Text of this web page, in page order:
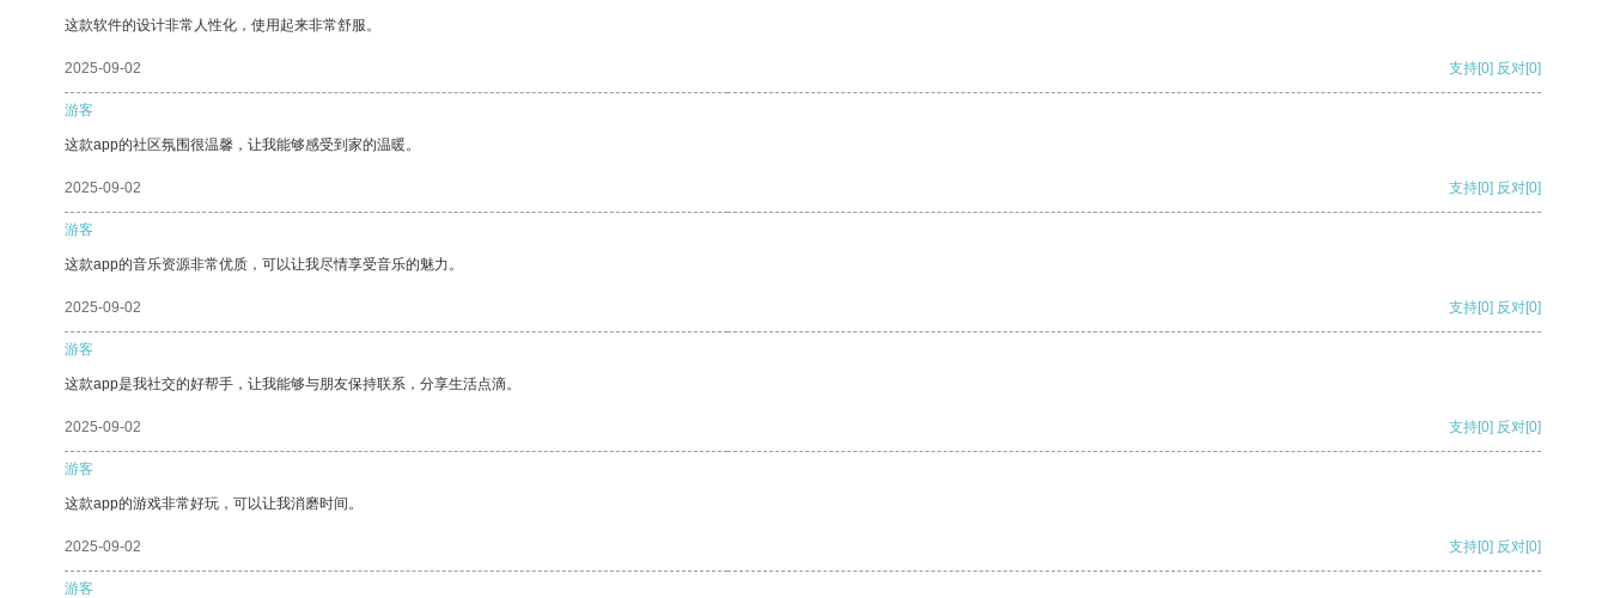
这款软件的设计非常人性化，使用起来非常舒服。
2025-09-02 支持[0] 反对[0]
游客
这款app的社区氛围很温馨，让我能够感受到家的温暖。
2025-09-02 支持[0] 反对[0]
游客
这款app的音乐资源非常优质，可以让我尽情享受音乐的魅力。
2025-09-02 支持[0] 反对[0]
游客
这款app是我社交的好帮手，让我能够与朋友保持联系，分享生活点滴。
2025-09-02 支持[0] 反对[0]
游客
这款app的游戏非常好玩，可以让我消磨时间。
2025-09-02 支持[0] 反对[0]
游客